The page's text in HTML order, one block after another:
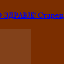
Старец